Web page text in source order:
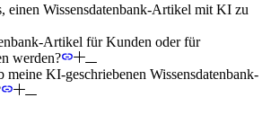
einen Wissensdatenbank-Artikel mit KI zu
Artikel für Kunden oder für
werden?
meine KI-geschriebenen Wissensdatenbank-